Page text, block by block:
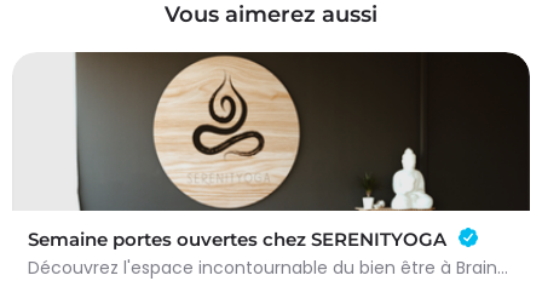
Vous aimerez aussi
Semaine portes ouvertes chez SERENITYOGA
Découvrez l'espace incontournable du bien être à Braine L'alleud!Du 23 au 30 aout 2026 nous proposons un Pass…